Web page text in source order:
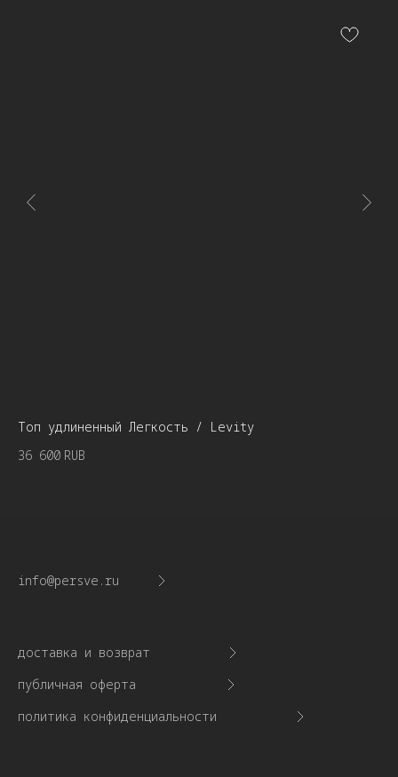
Топ удлиненный Легкость / Levity
36 600 RUB
info@persve.ru
публичная оферта
доставка и возврат
политика конфиденциальности